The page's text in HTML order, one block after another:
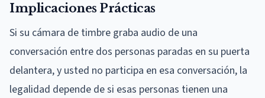
Implicaciones Prácticas
Si su cámara de timbre graba audio de una
conversación entre dos personas paradas en su puerta
delantera, y usted no participa en esa conversación, la
legalidad depende de si esas personas tienen una